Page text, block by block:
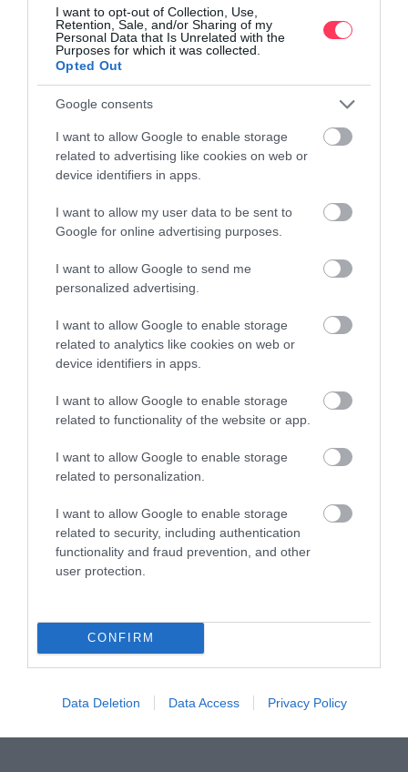
I want to opt-out of Collection, Use,
Retention, Sale, and/or Sharing of my
Personal Data that Is Unrelated with the
Purposes for which it was collected.
Opted Out
Google consents
I want to allow Google to enable storage
related to advertising like cookies on web or
device identifiers in apps.
I want to allow my user data to be sent to
Google for online advertising purposes.
I want to allow Google to send me
personalized advertising.
I want to allow Google to enable storage
related to analytics like cookies on web or
device identifiers in apps.
I want to allow Google to enable storage
related to functionality of the website or app.
I want to allow Google to enable storage
related to personalization.
I want to allow Google to enable storage
related to security, including authentication
functionality and fraud prevention, and other
user protection.
CONFIRM
Data Deletion Data Access Privacy Policy
Οι επαγγελματικές φωτογραφίες ξεχωρίζουν από τον ανταγωνισμό
και απεικονίζουν όλους τους χώρους του σπιτιού όπως ακριβώς
τους βλέπουν οι φιλοξενούμενοι κατά την διάρκεια του check-in.
Ζωντανά χρώματα και υποβοήθηση φωτισμού για την σωστή
ανάλογα με τα τετραγωνικά και τους χώρους.
Βελτιστοποίηση Φωτογραφιών
Παραλαμβάνετε φωτογραφίες σε πολύ υψηλή ανάλυση και σε
βελτιστοποιημένη έκδοση για τις πλατφόρμες βραχυχρόνιας
μίσθωσης.
Προνομιακή Τιμή Φωτογράφισης
Επαγγελματική φωτογράφιση με εξειδικευμένο φωτογράφο
Χρειάζεστε βοήθεια με Airbnb, Booking.com?
χρειάζεστε βοήθεια με την καταχώρησή σας;
Επικοινωνήστε μαζί μας